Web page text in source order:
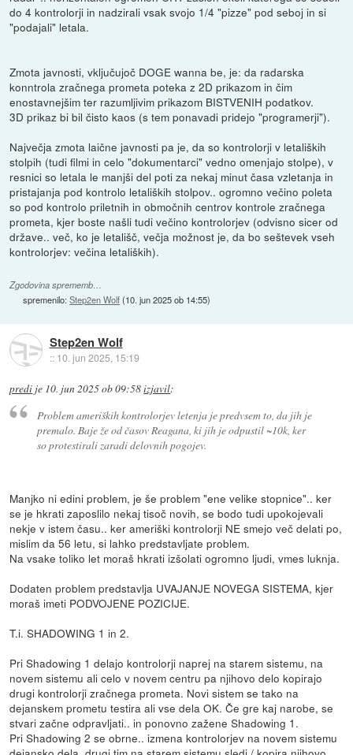
do 4 kontrolorji in nadzirali vsak svojo 1/4 "pizze" pod seboj in si
"podajali" letala.
Zmota javnosti, vključujoč DOGE wanna be, je: da radarska
konntrola zračnega prometa poteka z 2D prikazom in čim
enostavnejšim ter razumljivim prikazom BISTVENIH podatkov.
3D prikaz bi bil čisto kaos (s tem ponavadi pridejo "programerji").
Največja zmota laične javnosti pa je, da so kontrolorji v letaliških
stolpih (tudi filmi in celo "dokumentarci" vedno omenjajo stolpe), v
resnici so letala le manjši del poti za nekaj minut časa vzletanja in
pristajanja pod kontrolo letaliških stolpov.. ogromno večino poleta
so pod kontrolo priletnih in območnih centrov kontrole zračnega
prometa, kjer boste našli tudi večino kontrolorjev (odvisno sicer od
države.. več, ko je letališč, večja možnost je, da bo seštevek vseh
kontrolorjev: večina letaliških).
Zgodovina sprememb…
spremenilo:Step2en Wolf(10. jun 2025 ob 14:55)
Step2en Wolf
:: 10. jun 2025, 15:19
predi je 10. jun 2025 ob 09:58izjavil:
Problem ameriških kontrolorjev letenja je predvsem to, da jih je
premalo. Baje že od časov Reagana, ki jih je odpustil ~10k, ker
so protestirali zaradi delovnih pogojev.
Manjko ni edini problem, je še problem "ene velike stopnice".. ker
se je hkrati zaposlilo nekaj tisoč novih, se bodo tudi upokojevali
nekje v istem času.. ker ameriški kontrolorji NE smejo več delati po,
mislim da 56 letu, si lahko predstavljate problem.
Na vsake toliko let moraš hkrati izšolati ogromno ljudi, vmes luknja.
Dodaten problem predstavlja UVAJANJE NOVEGA SISTEMA, kjer
moraš imeti PODVOJENE POZICIJE.
T.i. SHADOWING 1 in 2.
Pri Shadowing 1 delajo kontrolorji naprej na starem sistemu, na
novem sistemu ali celo v novem centru pa njihovo delo kopirajo
drugi kontrolorji zračnega prometa. Novi sistem se tako na
dejanskem prometu testira ali vse dela OK. Če gre kaj narobe, se
stvari začne odpravljati.. in ponovno zažene Shadowing 1.
Pri Shadowing 2 se obrne.. izmena kontrolorjev na novem sistemu